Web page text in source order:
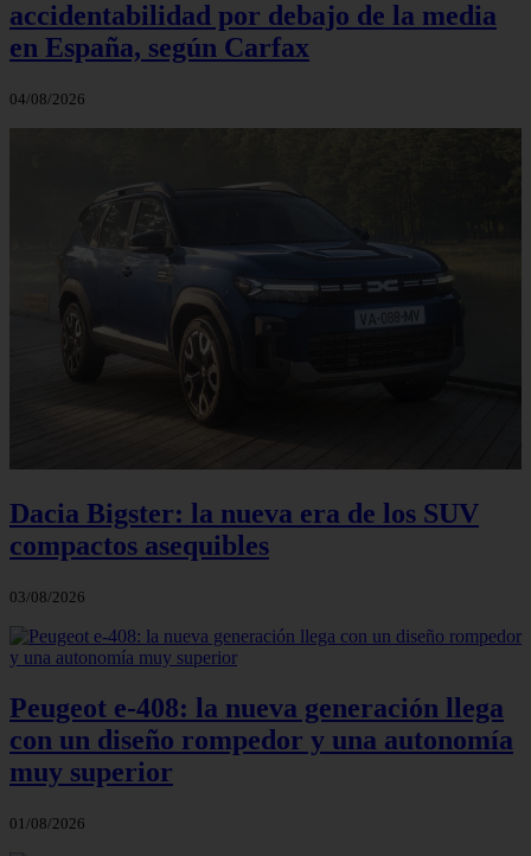
accidentabilidad por debajo de la media
en España, según Carfax
04/08/2026
Dacia Bigster: la nueva era de los SUV
compactos asequibles
03/08/2026
Peugeot e-408: la nueva generación llega
con un diseño rompedor y una autonomía
muy superior
01/08/2026